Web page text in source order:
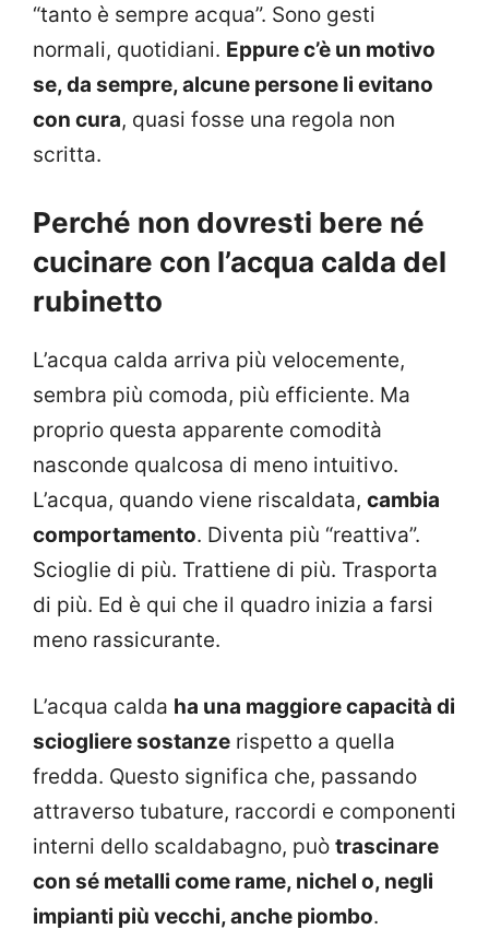
“tanto è sempre acqua”. Sono gesti
normali, quotidiani. Eppure c’è un motivo
se, da sempre, alcune persone li evitano
con cura, quasi fosse una regola non
scritta.
Perché non dovresti bere né
cucinare con l’acqua calda del
rubinetto
L’acqua calda arriva più velocemente,
sembra più comoda, più efficiente. Ma
proprio questa apparente comodità
nasconde qualcosa di meno intuitivo.
L’acqua, quando viene riscaldata, cambia
comportamento. Diventa più “reattiva”.
Scioglie di più. Trattiene di più. Trasporta
di più. Ed è qui che il quadro inizia a farsi
meno rassicurante.
L’acqua calda ha una maggiore capacità di
sciogliere sostanze rispetto a quella
fredda. Questo significa che, passando
attraverso tubature, raccordi e componenti
interni dello scaldabagno, può trascinare
con sé metalli come rame, nichel o, negli
impianti più vecchi, anche piombo.